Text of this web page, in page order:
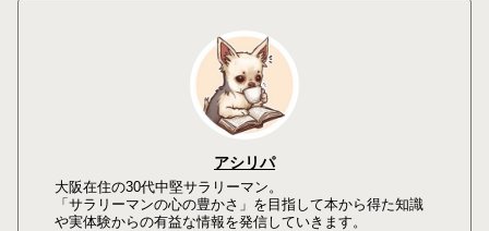
アシリパ
大阪在住の30代中堅サラリーマン。
「サラリーマンの心の豊かさ」を目指して本から得た知識
や実体験からの有益な情報を発信していきます。